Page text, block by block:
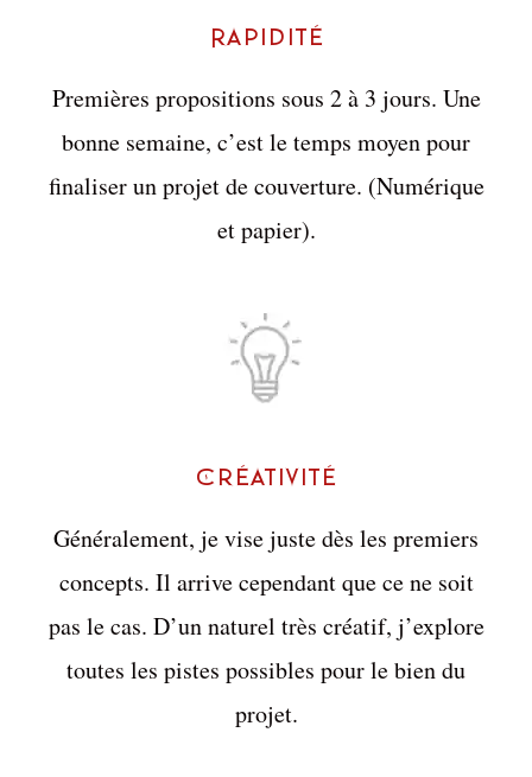
Rapidité
Premières propositions sous 2 à 3 jours. Une
bonne semaine, c’est le temps moyen pour
finaliser un projet de couverture. (Numérique
et papier).
Créativité
Généralement, je vise juste dès les premiers
concepts. Il arrive cependant que ce ne soit
pas le cas. D’un naturel très créatif, j’explore
toutes les pistes possibles pour le bien du
projet.